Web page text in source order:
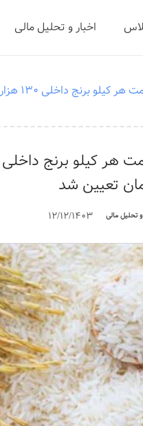
اخبار و تحلیل مالی
کیلو برنج داخلی ۱۳۰ هزار تومان تعیین شد
تعیین شد
و تحلیل مالی 12/12/1403